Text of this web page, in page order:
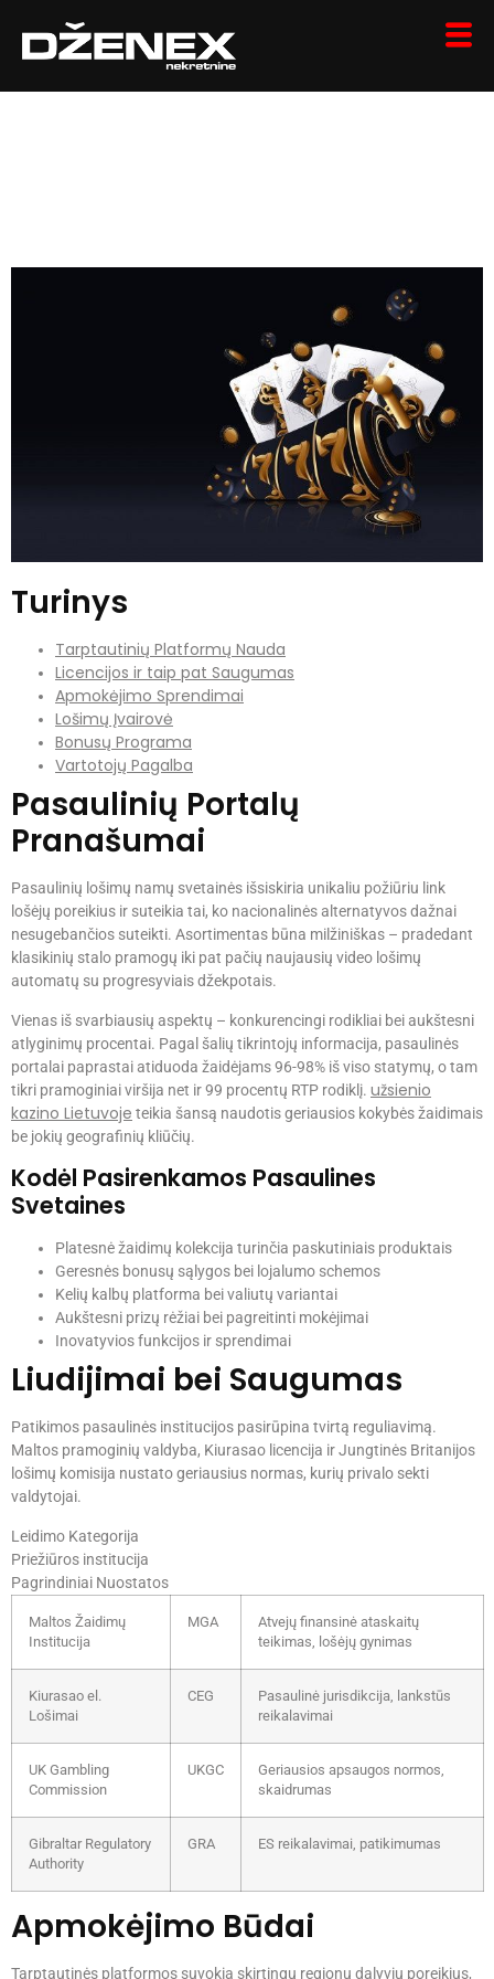
Turinys
Tarptautinių Platformų Nauda
Licencijos ir taip pat Saugumas
Apmokėjimo Sprendimai
Lošimų Įvairovė
Bonusų Programa
Vartotojų Pagalba
Pasaulinių Portalų
Pranašumai
Pasaulinių lošimų namų svetainės išsiskiria unikaliu požiūriu link
lošėjų poreikius ir suteikia tai, ko nacionalinės alternatyvos dažnai
nesugebančios suteikti. Asortimentas būna milžiniškas – pradedant
klasikinių stalo pramogų iki pat pačių naujausių video lošimų
automatų su progresyviais džekpotais.
Vienas iš svarbiausių aspektų – konkurencingi rodikliai bei aukštesni
atlyginimų procentai. Pagal šalių tikrintojų informacija, pasaulinės
portalai paprastai atiduoda žaidėjams 96-98% iš viso statymų, o tam
tikri pramoginiai viršija net ir 99 procentų RTP rodiklį. užsienio
kazino Lietuvoje teikia šansą naudotis geriausios kokybės žaidimais
be jokių geografinių kliūčių.
Kodėl Pasirenkamos Pasaulines
Svetaines
Platesnė žaidimų kolekcija turinčia paskutiniais produktais
Geresnės bonusų sąlygos bei lojalumo schemos
Kelių kalbų platforma bei valiutų variantai
Aukštesni prizų rėžiai bei pagreitinti mokėjimai
Inovatyvios funkcijos ir sprendimai
Liudijimai bei Saugumas
Patikimos pasaulinės institucijos pasirūpina tvirtą reguliavimą.
Maltos pramoginių valdyba, Kiurasao licencija ir Jungtinės Britanijos
lošimų komisija nustato geriausius normas, kurių privalo sekti
valdytojai.
Leidimo Kategorija
Priežiūros institucija
Pagrindiniai Nuostatos
Maltos Žaidimų
Institucija
MGA
Atvejų finansinė ataskaitų
teikimas, lošėjų gynimas
Kiurasao el.
Lošimai
CEG
Pasaulinė jurisdikcija, lankstūs
reikalavimai
UK Gambling
Commission
UKGC
Geriausios apsaugos normos,
skaidrumas
Gibraltar Regulatory
Authority
GRA ES reikalavimai, patikimumas
Apmokėjimo Būdai
Tarptautinės platformos suvokia skirtingų regionų dalyvių poreikius,